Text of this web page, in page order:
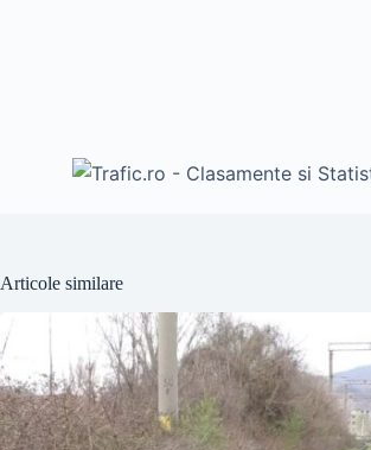
Articole similare